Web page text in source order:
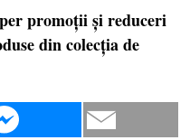
promoții și reduceri
din colecția de